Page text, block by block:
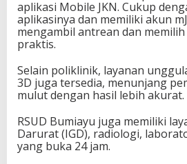
aplikasi Mobile JKN. Cukup
aplikasinya dan memiliki akun
mengambil antrean dan
praktis.
Selain poliklinik, layanan
3D juga tersedia, menunjang
mulut dengan hasil lebih akurat.
RSUD Bumiayu juga memiliki
Darurat (IGD), radiologi,
yang buka 24 jam.